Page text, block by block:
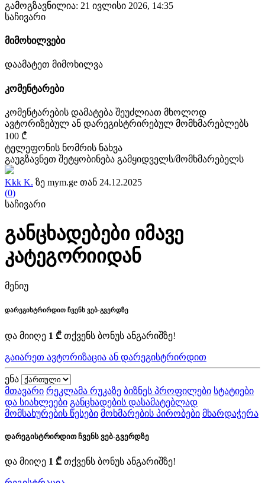
გამოგზავნილია: 21 ივლისი 2026, 14:35
საჩივარი
მიმოხილვები
დაამატეთ მიმოხილვა
კომენტარები
კომენტარების დამატება შეუძლიათ მხოლოდ
ავტორიზებულ ან დარეგისტრირებულ მომხმარებლებს
100 ₾
ტელეფონის ნომრის ნახვა
გაუგზავნეთ შეტყობინება გამყიდველს/მომხმარებელს
Kkk K. ზე mym.ge თან 24.12.2025
(0)
საჩივარი
განცხადებები იმავე
კატეგორიიდან
მენიუ
დარეგისტრირდით ჩვენს ვებ-გვერდზე
და მიიღე 1 ₾ თქვენს ბონუს ანგარიშზე!
გაიარეთ ავტორიზაცია ან დარეგისტრირდით
ენა
მთავარი რეკლამა რუკაზე ბიზნეს პროფილები სტატიები
და სიახლეები განცხადების დასამატებლად
მომსახურების წესები მოხმარების პირობები მხარდაჭერა
დარეგისტრირდით ჩვენს ვებ-გვერდზე
და მიიღე 1 ₾ თქვენს ბონუს ანგარიშზე!